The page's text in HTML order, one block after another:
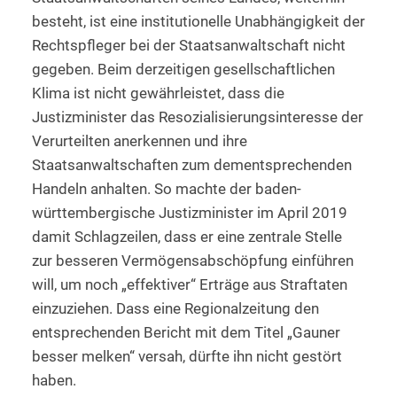
besteht, ist eine institutionelle Unabhängigkeit der
Rechtspfleger bei der Staatsanwaltschaft nicht
gegeben. Beim derzeitigen gesellschaftlichen
Klima ist nicht gewährleistet, dass die
Justizminister das Resozialisierungsinteresse der
Verurteilten anerkennen und ihre
Staatsanwaltschaften zum dementsprechenden
Handeln anhalten. So machte der baden-
württembergische Justizminister im April 2019
damit Schlagzeilen, dass er eine zentrale Stelle
zur besseren Vermögensabschöpfung einführen
will, um noch „effektiver“ Erträge aus Straftaten
einzuziehen. Dass eine Regionalzeitung den
entsprechenden Bericht mit dem Titel „Gauner
besser melken“ versah, dürfte ihn nicht gestört
haben.